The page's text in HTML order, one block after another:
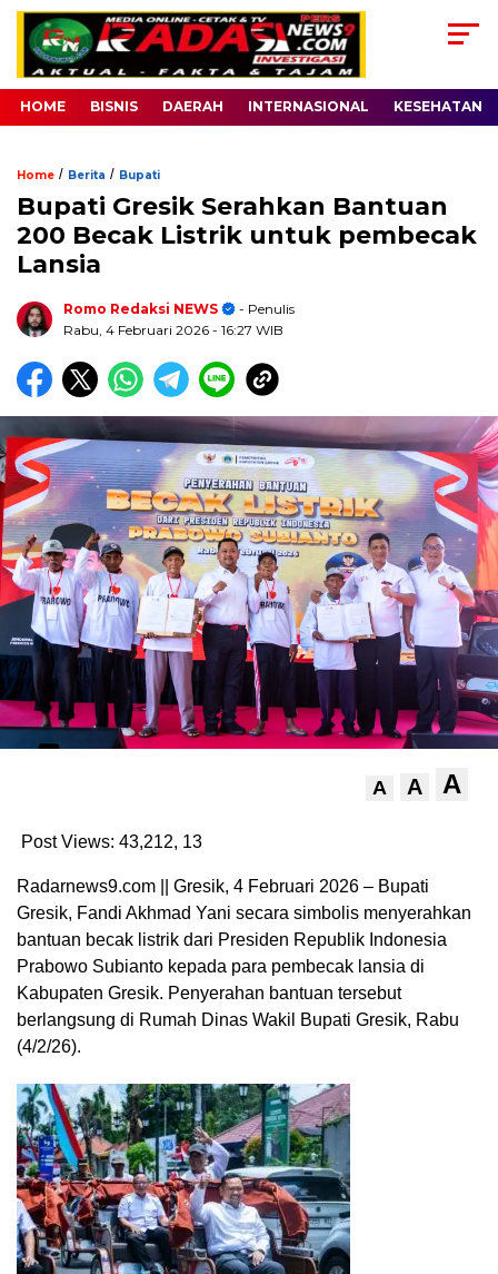
HOME BISNIS DAERAH INTERNASIONAL KESEHATAN
Home / Berita / Bupati
Bupati Gresik Serahkan Bantuan
200 Becak Listrik untuk pembecak
Lansia
Romo Redaksi NEWS
- Penulis
Rabu, 4 Februari 2026 - 16:27 WIB
A A A
Post Views: 43,212, 13
Radarnews9.com || Gresik, 4 Februari 2026 – Bupati
Gresik, Fandi Akhmad Yani secara simbolis menyerahkan
bantuan becak listrik dari Presiden Republik Indonesia
Prabowo Subianto kepada para pembecak lansia di
Kabupaten Gresik. Penyerahan bantuan tersebut
berlangsung di Rumah Dinas Wakil Bupati Gresik, Rabu
(4/2/26).